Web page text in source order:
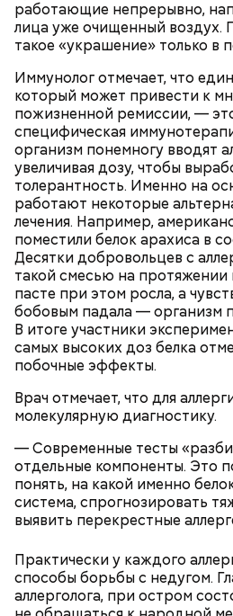
работающие непрерывно,
лица уже очищенный воздух.
такое «украшение» только в
Иммунолог отмечает, что
который может привести к
пожизненной ремиссии, —
специфическая
организм понемногу вводят
увеличивая дозу, чтобы
толерантность. Именно на
работают некоторые
лечения. Например,
поместили белок арахиса в
Десятки добровольцев с
такой смесью на протяжении
пасте при этом росла, а
бобовым падала — организм
В итоге участники
самых высоких доз белка
побочные эффекты.
Врач отмечает, что для
молекулярную диагностику.
— Современные тесты
отдельные компоненты. Это
понять, на какой именно
система, спрогнозировать
выявить перекрестные
Практически у каждого
способы борьбы с недугом.
аллерголога, при остром
кабачок;
растительное масло;
соль, перец по вкусу;
свежий базилик;
— Курица сначала
количеством масла и лука на
нужно отправить в глубокий
кладем кабачки, нарезанные
порекомендовал собеседник
духовку на 15 минут.